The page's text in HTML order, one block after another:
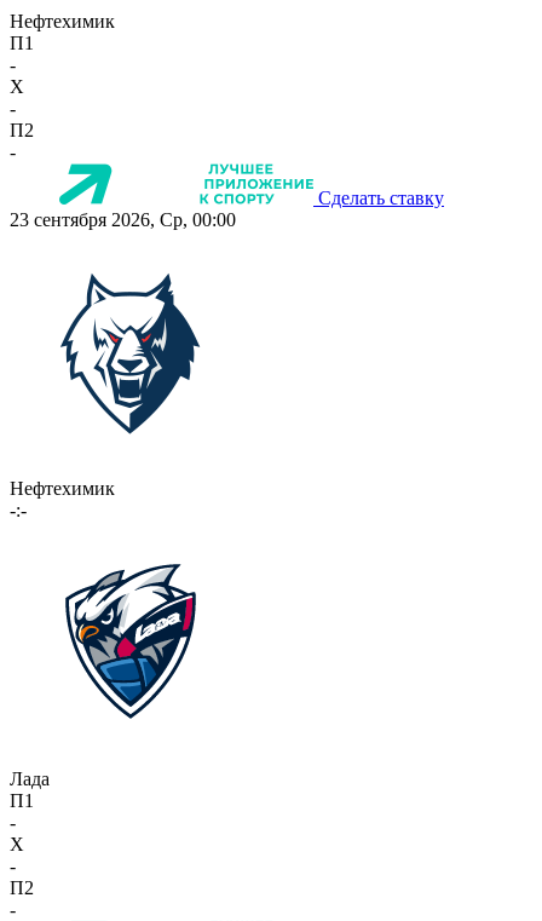
Нефтехимик
П1
-
X
-
П2
-
Сделать ставку
23 сентября 2026, Ср, 00:00
Нефтехимик
-:-
Лада
П1
-
X
-
П2
-